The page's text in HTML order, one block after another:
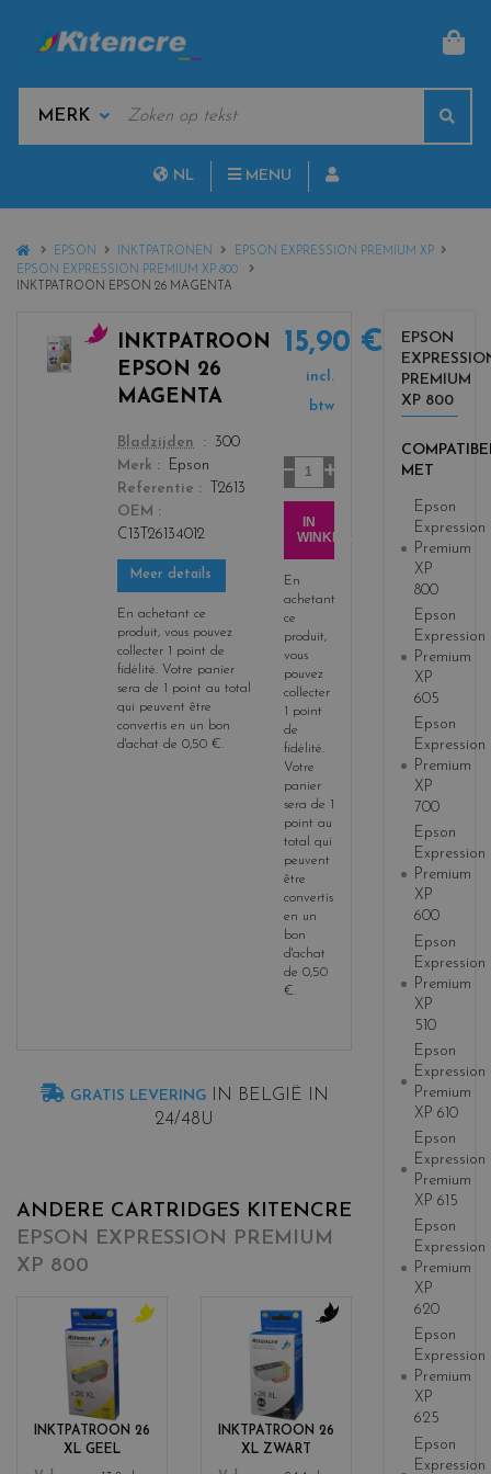
MANUFACTURERS
NL MENU
HOMEEPSON INKTPATRONEN
EPSON EXPRESSION PREMIUM XP
EPSON EXPRESSION PREMIUM XP 800
INKTPATROON EPSON 26 MAGENTA
INKTPATROON
EPSON 26
MAGENTA
color
Bladzijden
300
Merk
Epson
Referentie
T2613
OEM
C13T26134012
Meer details
En achetant ce
produit, vous pouvez
collecter 1 point de
fidélité. Votre panier
sera de 1 point au total
qui peuvent être
convertis en un bon
d'achat de 0,50 €.
15,90 €
incl.
btw
Aantal
IN
WINKELWAGEN
En
achetant
ce
produit,
vous
pouvez
collecter
1 point
de
fidélité.
Votre
panier
sera de 1
point au
total qui
peuvent
être
convertis
en un
bon
d'achat
de 0,50
€.
GRATIS LEVERING IN BELGIË IN
24/48U
ANDERE CARTRIDGES KITENCRE
EPSON EXPRESSION PREMIUM
XP 800
INKTPATROON 26
XL GEEL
INKTPATROON 26
XL ZWART
EPSON
PREMIUM
XP 800
MET
Epson
Expression
Premium
XP
800
Epson
Expression
Premium
XP
605
Epson
Expression
Premium
XP
700
Epson
Expression
Premium
XP
600
Epson
Expression
Premium
XP
510
Epson
Expression
Premium
XP 610
Epson
Expression
Premium
XP 615
Epson
Expression
Premium
XP
620
Epson
Expression
Premium
XP
625
Epson
Expression